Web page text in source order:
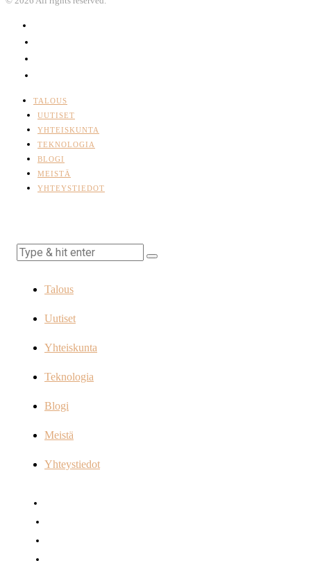
TALOUS
UUTISET
YHTEISKUNTA
TEKNOLOGIA
BLOGI
MEISTÄ
YHTEYSTIEDOT
Talous
Uutiset
Yhteiskunta
Teknologia
Blogi
Meistä
Yhteystiedot